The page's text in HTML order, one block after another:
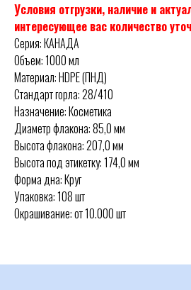
Условия отгрузки, наличие и
интересующее вас количество
Серия: КАНАДА
Объем: 1000 мл
Материал: HDPE (ПНД)
Стандарт горла: 28/410
Назначение: Косметика
Диаметр флакона: 85,0 мм
Высота флакона: 207,0 мм
Высота под этикетку: 174,0 мм
Форма дна: Круг
Упаковка: 108 шт
Окрашивание: от 10.000 шт